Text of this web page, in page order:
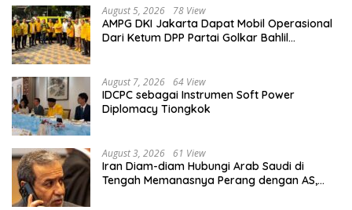
August 5, 2026 78 View
AMPG DKI Jakarta Dapat Mobil Operasional
Dari Ketum DPP Partai Golkar Bahlil
August 7, 2026 64 View
IDCPC sebagai Instrumen Soft Power
Diplomacy Tiongkok
August 3, 2026 61 View
Iran Diam-diam Hubungi Arab Saudi di
Tengah Memanasnya Perang dengan AS,